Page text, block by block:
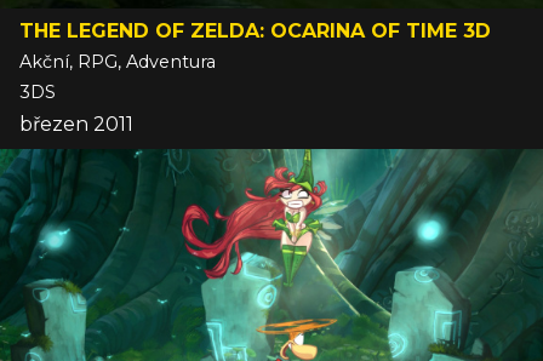
THE LEGEND OF ZELDA: OCARINA OF TIME 3D
Akční, RPG, Adventura
3DS
březen 2011